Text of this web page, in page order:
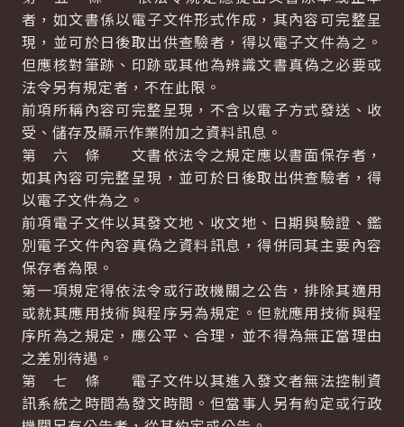
者，如文書係以電子文件形式作成，其內容可完整呈
現，並可於日後取出供查驗者，得以電子文件為之。
但應核對筆跡、印跡或其他為辨識文書真偽之必要或
法令另有規定者，不在此限。
前項所稱內容可完整呈現，不含以電子方式發送、收
受、儲存及顯示作業附加之資料訊息。
第 六 條 文書依法令之規定應以書面保存者，
如其內容可完整呈現，並可於日後取出供查驗者，得
以電子文件為之。
前項電子文件以其發文地、收文地、日期與驗證、鑑
別電子文件內容真偽之資料訊息，得併同其主要內容
保存者為限。
第一項規定得依法令或行政機關之公告，排除其適用
或就其應用技術與程序另為規定。但就應用技術與程
序所為之規定，應公平、合理，並不得為無正當理由
之差別待遇。
第 七 條 電子文件以其進入發文者無法控制資
訊系統之時間為發文時間。但當事人另有約定或行政